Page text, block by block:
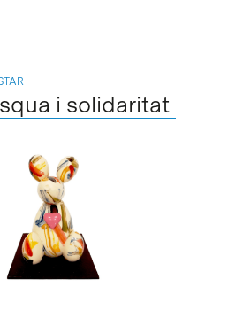
i solidaritat